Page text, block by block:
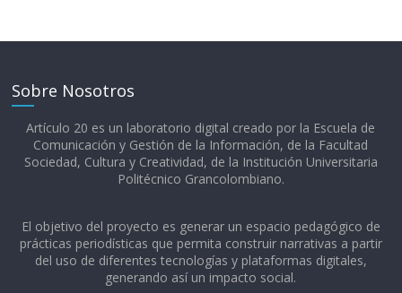
Sobre Nosotros
Artículo 20 es un laboratorio digital creado por la Escuela de
Comunicación y Gestión de la Información, de la Facultad
Sociedad, Cultura y Creatividad, de la Institución Universitaria
Politécnico Grancolombiano.​
El objetivo del proyecto es generar un espacio pedagógico de
prácticas periodísticas que permita construir narrativas a partir
del uso de diferentes tecnologías y plataformas digitales,
generando así un impacto social.